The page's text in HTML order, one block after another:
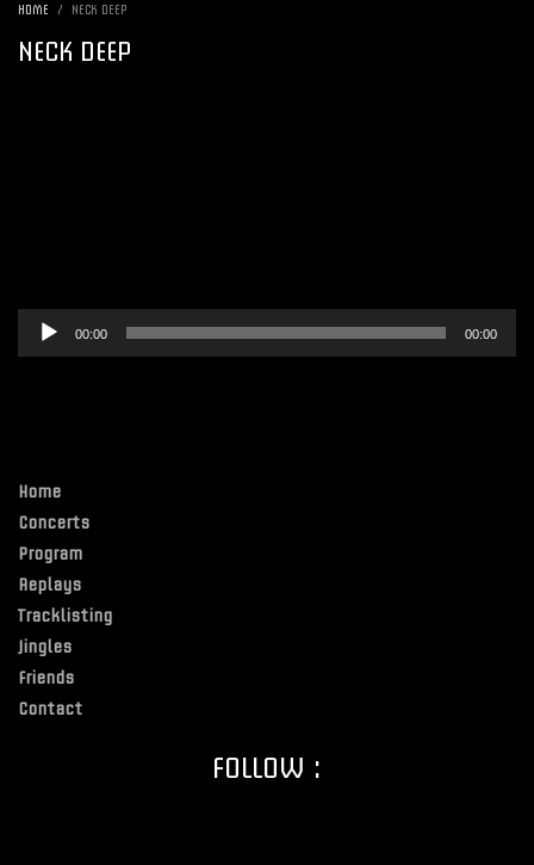
HOME NECK DEEP
NECK DEEP
Lecteur
audio
00:00 00:00
Home
Concerts
Program
Replays
Tracklisting
Jingles
Friends
Contact
FOLLOW :